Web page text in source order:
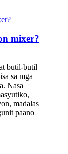
mixer?
butil-butil
sa mga
Nasa
madalas
paano